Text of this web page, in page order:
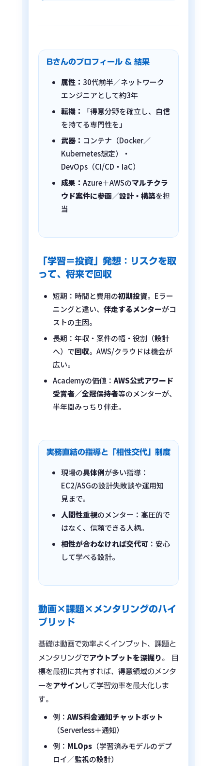
Bさんのプロフィール & 結果
属性： 30代前半／ネットワーク
エンジニアとして約3年
転機：
「得意分野を確立し、自信
を持てる専門性を」
武器： コンテナ（Docker／
Kubernetes想定）・
DevOps（CI/CD・IaC）
成果： Azure＋AWSのマルチクラ
ウド案件に参画／設計・構築を担
当
「学習＝投資」発想：リスクを取
って、将来で回収
短期：時間と費用の初期投資。Eラー
ニングと違い、 伴走するメンターがコ
ストの主因。
長期：年収・案件の幅・役割（設計
へ）で回収。AWS/クラウドは機会が
広い。
Academyの価値： AWS公式アワード
受賞者／全冠保持者等のメンターが、
半年間みっちり伴走。
実務直結の指導と「相性交代」制度
現場の具体例が多い指導：
EC2/ASGの設計失敗談や運用知
見まで。
人間性重視のメンター：高圧的で
はなく、信頼できる人柄。
相性が合わなければ交代可：安心
して学べる設計。
動画×課題×メンタリングのハイ
ブリッド
基礎は動画で効率よくインプット、課題と
メンタリングでアウトプットを深掘り 。 目
標を最初に共有すれば、得意領域のメンタ
ーをアサイン して学習効率を最大化しま
す。
例： AWS料金通知チャットボット
（Serverless＋通知）
例： MLOps（学習済みモデルのデプ
ロイ／監視の設計）